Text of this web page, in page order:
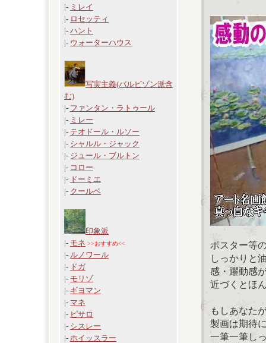
|- ミレイ
|- ロセッティ
|- ハント
|- ウォーターハウス
写実主義(バルビゾン派含
む)
|- ファンタン・ラトゥール
|- ミレー
|- テオドール・ルソー
|- シャルル・ジャック
|- ジュール・ブルトン
|- コロー
|- ドーミエ
|- クールベ
印象派
|- モネ >>おすすめ<<
|- ルノワール
|- ドガ
|- モリゾ
|- ギヨマン
|- マネ
|- ピサロ
|- シスレー
|- ホイッスラー
ポスター等
しっかりと
感・躍動感
近づくとほ
もしあなた
製画は期待
一筆一筆し